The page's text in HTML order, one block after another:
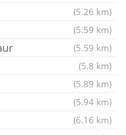
(5.26 km)
(5.59 km)
(5.59 km)
(5.8 km)
(5.89 km)
(5.94 km)
(6.16 km)